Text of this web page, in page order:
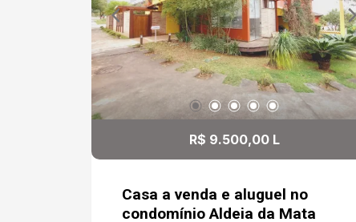
R$ 9.500,00 L
Casa a venda e aluguel no
condomínio Aldeia da Mata